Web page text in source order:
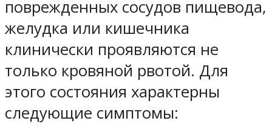
поврежденных сосудов пищевода,
желудка или кишечника
клинически проявляются не
только кровяной рвотой. Для
этого состояния характерны
следующие симптомы: